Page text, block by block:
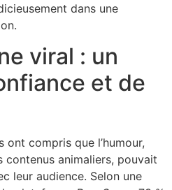
dans une
viral : un
et de
ont compris que l’humour,
animaliers, pouvait
leur audience. Selon une